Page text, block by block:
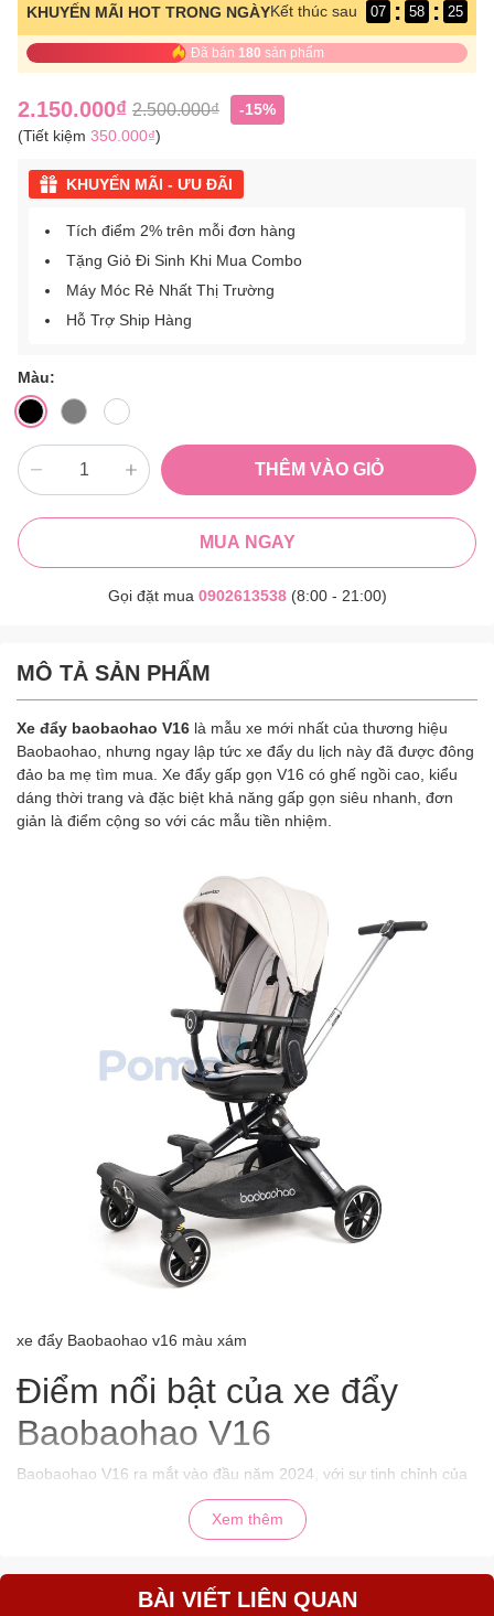
KHUYẾN MÃI HOT TRONG NGÀYKết thúc sau 07 : 58 : 24
Đã bán 180 sản phẩm
2.150.000₫ 2.500.000₫
-15%
(Tiết kiệm 350.000₫)
KHUYẾN MÃI - ƯU ĐÃI
Tích điểm 2% trên mỗi đơn hàng
Tặng Giỏ Đi Sinh Khi Mua Combo
Máy Móc Rẻ Nhất Thị Trường
Hỗ Trợ Ship Hàng
Màu:
THÊM VÀO GIỎ
MUA NGAY
Gọi đặt mua 0902613538(8:00 - 21:00)
MÔ TẢ SẢN PHẨM
Xe đẩy baobaohao V16 là mẫu xe mới nhất của thương hiệu
Baobaohao, nhưng ngay lập tức xe đẩy du lịch này đã được đông
đảo ba mẹ tìm mua. Xe đẩy gấp gọn V16 có ghế ngồi cao, kiểu
dáng thời trang và đặc biệt khả năng gấp gọn siêu nhanh, đơn
giản là điểm cộng so với các mẫu tiền nhiệm.
xe đẩy Baobaohao v16 màu xám
Điểm nổi bật của xe đẩy
Baobaohao V16
Baobaohao V16 ra mắt vào đầu năm 2024, với sự tinh chỉnh của
hãng nhằm tiến gần tới mẫu xe đẩy du lịch cao cấp nhưng vẫn
đảm bảo giá thành tốt nhất phân khúc.
Kiểu dáng thời trang, khung
chắc khỏe
Xem thêm
BÀI VIẾT LIÊN QUAN